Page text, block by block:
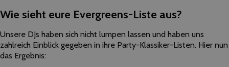
Wie sieht eure Evergreens-Liste aus?
Unsere DJs haben sich nicht lumpen lassen und haben uns
zahlreich Einblick gegeben in ihre Party-Klassiker-Listen. Hier nun
das Ergebnis: